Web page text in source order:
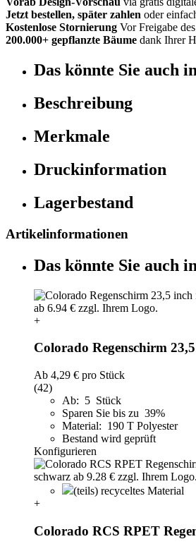
Jetzt bestellen, später zahlen oder
Kostenlose Stornierung Vor Freigabe
200.000+ gepflanzte Bäume dank Ihrer
Das könnte Sie auch
Beschreibung
Merkmale
Druckinformation
Lagerbestand
Artikelinformationen
Das könnte Sie auch
+
Colorado Regenschirm
Ab 4,29 € pro Stück
(42)
Ab: 5 Stück
Sparen Sie bis zu 39%
Material: 190 T Polyester
Bestand wird geprüft
Konfigurieren
(teils) recyceltes Material
+
Colorado RCS RPET